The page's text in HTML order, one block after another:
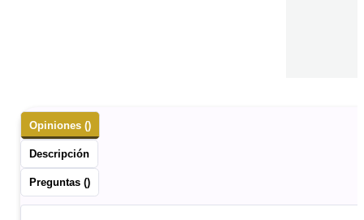
Opiniones ()
Descripción
Preguntas ()